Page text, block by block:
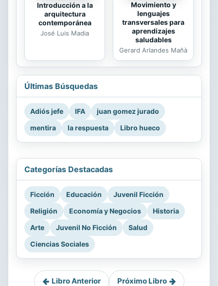
Introducción a la
arquitectura
contemporánea
José Luis Madia
Movimiento y
lenguajes
transversales para
aprendizajes
saludables
Gerard Arlandes Mañà
Últimas Búsquedas
Adiós jefe IFA
juan gomez jurado
mentira
la respuesta Libro hueco
Categorías Destacadas
Ficción Educación
Juvenil Ficción
Religión
Economía y Negocios
Historia
Arte
Juvenil No Ficción
Salud
Ciencias Sociales
Libro Anterior Próximo Libro